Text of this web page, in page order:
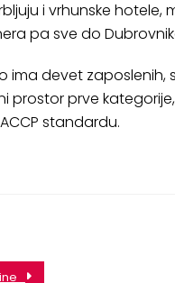
i vrhunske hotele,
pa sve do
ima devet zaposlenih,
prostor prve
standardu.